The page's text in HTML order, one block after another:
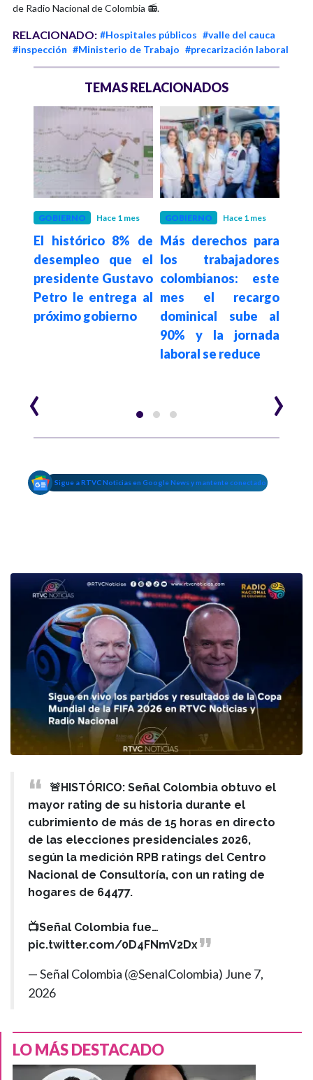
de Radio Nacional de Colombia 📻.
RELACIONADO: #Hospitales públicos #valle del cauca
#inspección #Ministerio de Trabajo #precarización laboral
TEMAS RELACIONADOS
GOBIERNO Hace 1 mes
El histórico 8% de
desempleo que el
presidente Gustavo
Petro le entrega al
próximo gobierno
GOBIERNO Hace 1 mes
Más derechos para
los trabajadores
colombianos: este
mes el recargo
dominical sube al
90% y la jornada
laboral se reduce
‹ ›
Sigue a RTVC Noticias en Google News y mantente conectado
🚨HISTÓRICO: Señal Colombia obtuvo el
mayor rating de su historia durante el
cubrimiento de más de 15 horas en directo
de las elecciones presidenciales 2026,
según la medición RPB ratings del Centro
Nacional de Consultoría, con un rating de
hogares de 64477.
📺Señal Colombia fue…
pic.twitter.com/0D4FNmV2Dx
— Señal Colombia (@SenalColombia) June 7,
2026
LO MÁS DESTACADO